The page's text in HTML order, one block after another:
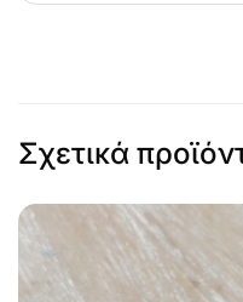
Σχετικά